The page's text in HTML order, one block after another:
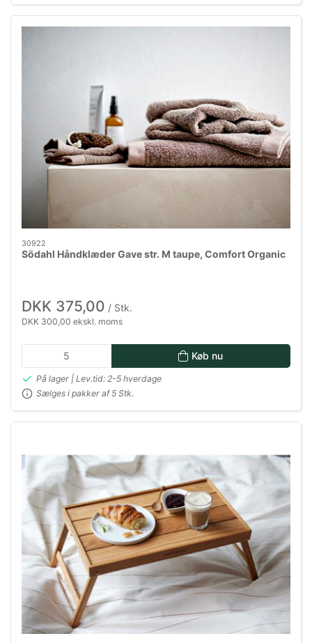
30922
Södahl Håndklæder Gave str. M taupe, Comfort Organic
DKK 375,00 / Stk.
DKK 300,00 ekskl. moms
Køb nu
På lager | Lev.tid: 2-5 hverdage
Sælges i pakker af 5 Stk.